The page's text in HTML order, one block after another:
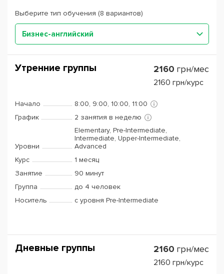
Выберите тип обучения (8 вариантов)
Бизнес-английский
Утренние группы 2160 грн/мес
2160 грн/курс
Начало
8:00, 9:00, 10:00, 11:00
График
2 занятия в неделю
Уровни
Elementary, Pre-Intermediate,
Intermediate, Upper-Intermediate,
Advanced
Курс
1 месяц
Занятие
90 минут
Группа
до 4 человек
Носитель
с уровня Pre-Intermediate
Дневные группы 2160 грн/мес
2160 грн/курс